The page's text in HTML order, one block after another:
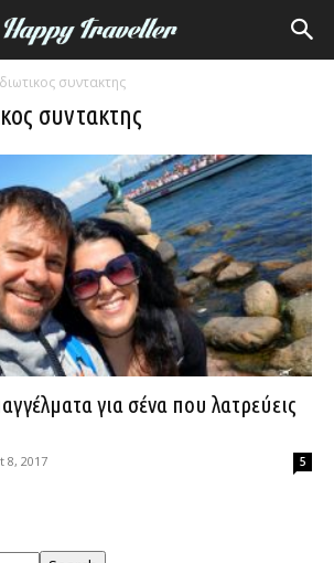
συντακτης
συντακτης
για σένα που λατρεύεις
8, 2017 5